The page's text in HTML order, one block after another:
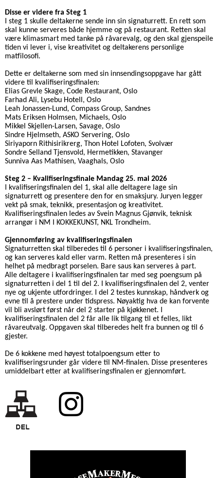
Disse er videre fra Steg 1
I steg 1 skulle deltakerne sende inn sin signaturrett. En rett som
skal kunne serveres både hjemme og på restaurant. Retten skal
være klimasmart med tanke på råvarevalg, og den skal gjenspeile
tiden vi lever i, vise kreativitet og deltakerens personlige
matfilosofi.
Dette er deltakerne som med sin innsendingsoppgave har gått
videre til kvalifiseringsfinalen:
Elias Grevle Skage, Code Restaurant, Oslo
Farhad Ali, Lysebu Hotell, Oslo
Leah Jonassen-Lund, Compass Group, Sandnes
Mats Eriksen Holmsen, Michaels, Oslo
Mikkel Skjellen-Larsen, Savage, Oslo
Sindre Hjelmseth, ASKO Servering, Oslo
Siriyaporn Rithisirikrerg, Thon Hotel Lofoten, Svolvær
Sondre Selland Tjensvold, Hermetikken, Stavanger
Sunniva Aas Mathisen, Vaaghals, Oslo
Steg 2 – Kvalifiseringsfinale Mandag 25. mai 2026
I kvalifiseringsfinalen del 1, skal alle deltagere lage sin
signaturrett og presentere den for en smaksjury. Juryen legger
vekt på smak, teknikk, presentasjon og kreativitet.
Kvalifiseringsfinalen ledes av Svein Magnus Gjønvik, teknisk
arrangør i NM I KOKKEKUNST, NKL Trondheim.
Gjennomføring av kvalifiseringsfinalen
Signaturretten skal tilberedes til 6 personer i kvalifiseringsfinalen,
og kan serveres kald eller varm. Retten må presenteres i sin
helhet på medbragt porselen. Bare saus kan serveres à part.
Alle deltagere i kvalifiseringsfinalen tar med seg poengsum på
signaturretten i del 1 til del 2. I kvalifiseringsfinalen del 2, venter
nye og ukjente utfordringer. I del 2 testes kunnskap, håndverk og
evne til å prestere under tidspress. Nøyaktig hva de kan forvente
vil bli avslørt først når del 2 starter på kjøkkenet. I
kvalifiseringsfinalen del 2 får alle lik tilgang til et felles, likt
råvareutvalg. Oppgaven skal tilberedes helt fra bunnen og til 6
gjester.
De 6 kokkene med høyest totalpoengsum etter to
kvalifiseringsrunder går videre til NM-finalen. Disse presenteres
umiddelbart etter at kvalifiseringsfinalen er gjennomført.